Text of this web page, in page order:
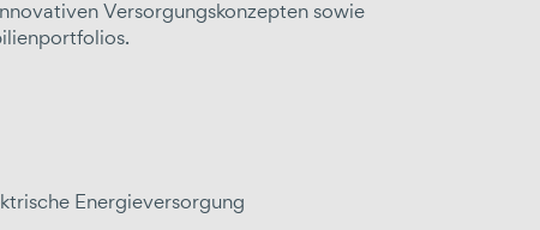
Versorgungskonzepten sowie
Energieversorgung